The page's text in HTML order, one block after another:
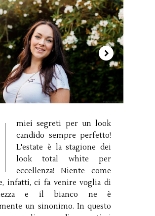
miei segreti per un look
candido sempre perfetto!
L'estate è la stagione dei
look total white per
eccellenza! Niente come
infatti, ci fa venire voglia di
e il bianco ne è
un sinonimo. In questo